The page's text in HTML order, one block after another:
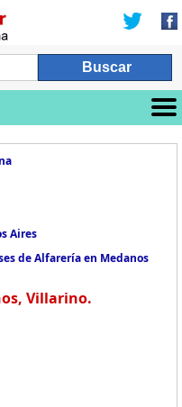
Aires
de Alfarería en Medanos
Villarino.